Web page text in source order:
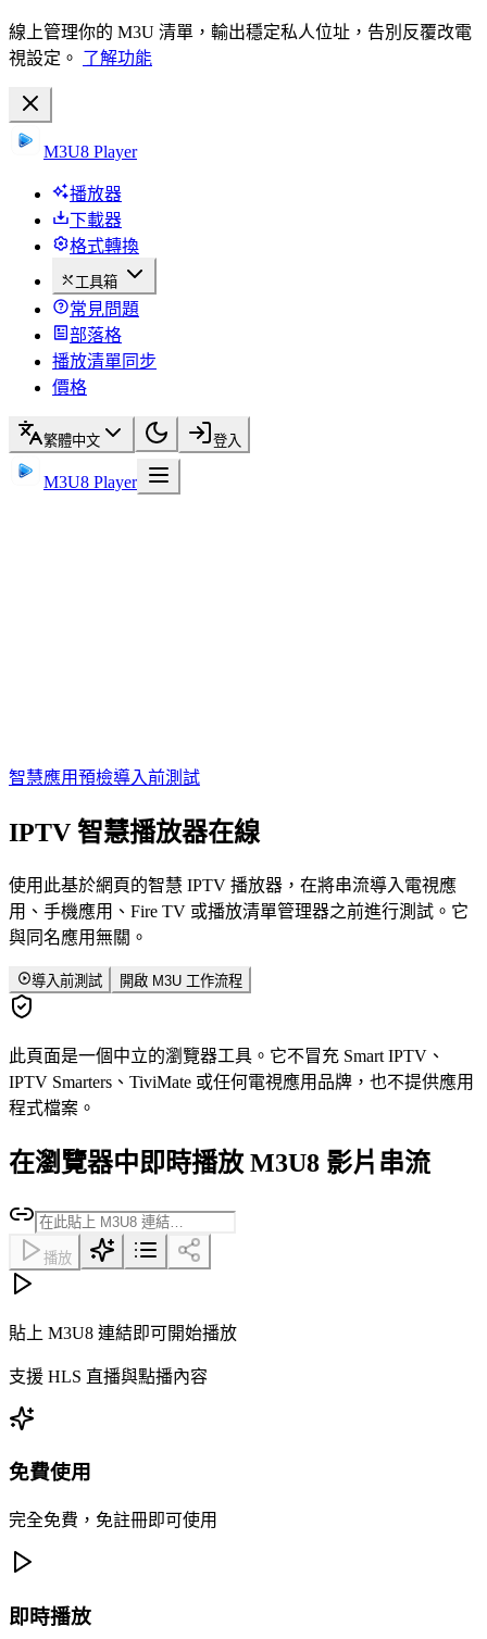
線上管理你的 M3U 清單，輸出穩定私人位址，告別反覆改電
視設定。 了解功能
M3U8 Player
播放器
下載器
格式轉換
工具箱
常見問題
部落格
播放清單同步
價格
繁體中文 登入
M3U8 Player
智慧應用預檢導入前測試
IPTV 智慧播放器在線
使用此基於網頁的智慧 IPTV 播放器，在將串流導入電視應
用、手機應用、Fire TV 或播放清單管理器之前進行測試。它
與同名應用無關。
導入前測試 開啟 M3U 工作流程
此頁面是一個中立的瀏覽器工具。它不冒充 Smart IPTV、
IPTV Smarters、TiviMate 或任何電視應用品牌，也不提供應用
程式檔案。
在瀏覽器中即時播放 M3U8 影片串流
播放
貼上 M3U8 連結即可開始播放
支援 HLS 直播與點播內容
免費使用
完全免費，免註冊即可使用
即時播放